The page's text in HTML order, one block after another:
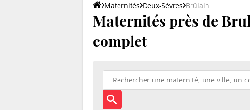
Maternités Deux-Sèvres Brûlain
Maternités près de
complet